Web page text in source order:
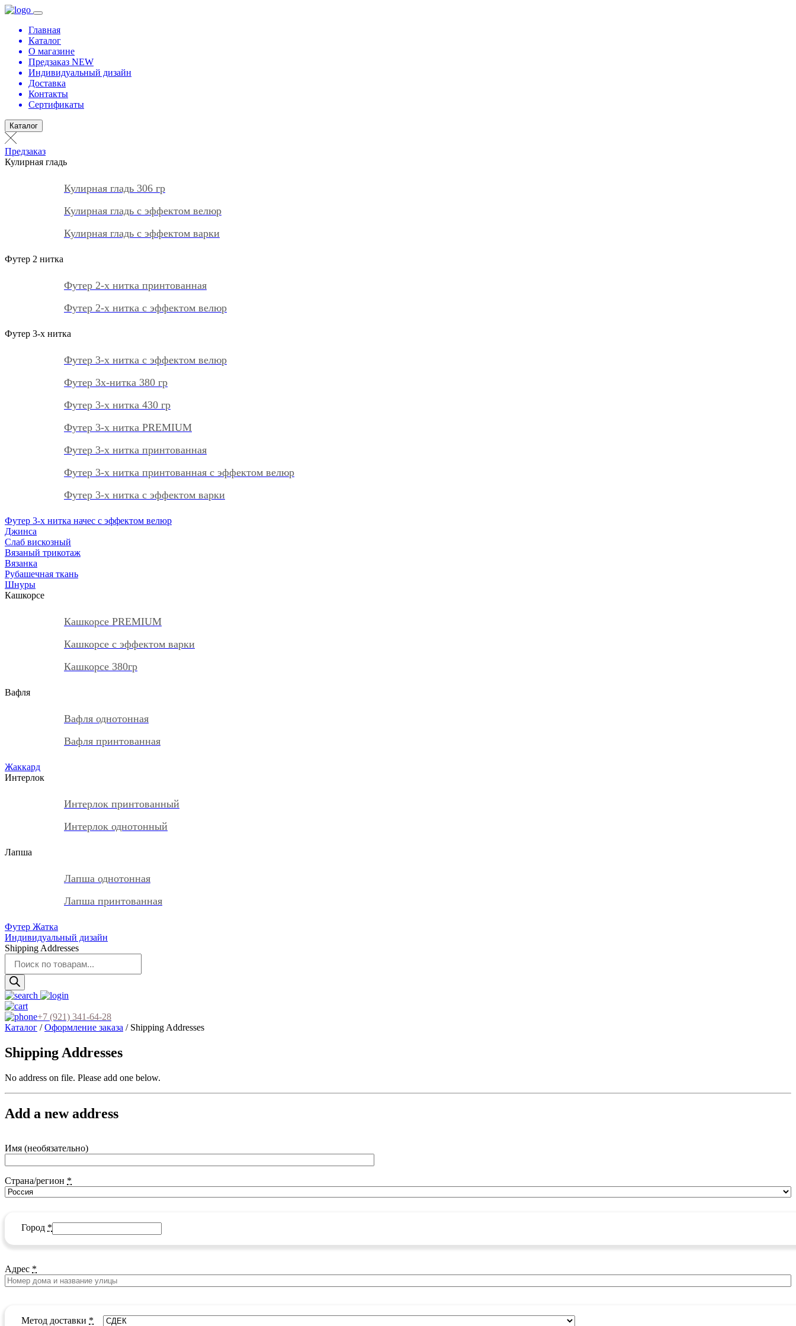
Главная
Каталог
О магазине
Предзаказ NEW
Индивидуальный дизайн
Доставка
Контакты
Сертификаты
Каталог
Предзаказ
Кулирная гладь
Кулирная гладь 306 гр
Кулирная гладь с эффектом велюр
Кулирная гладь с эффектом варки
Футер 2 нитка
Футер 2-х нитка принтованная
Футер 2-х нитка с эффектом велюр
Футер 3-х нитка
Футер 3-х нитка с эффектом велюр
Футер 3х-нитка 380 гр
Футер 3-х нитка 430 гр
Футер 3-х нитка PREMIUM
Футер 3-х нитка принтованная
Футер 3-х нитка принтованная с эффектом велюр
Футер 3-х нитка с эффектом варки
Футер 3-х нитка начес с эффектом велюр
Джинса
Слаб вискозный
Вязаный трикотаж
Вязанка
Рубашечная ткань
Шнуры
Кашкорсе
Кашкорсе PREMIUM
Кашкорсе с эффектом варки
Кашкорсе 380гр
Вафля
Вафля однотонная
Вафля принтованная
Жаккард
Интерлок
Интерлок принтованный
Интерлок однотонный
Лапша
Лапша однотонная
Лапша принтованная
Футер Жатка
Индивидуальный дизайн
Shipping Addresses
товаров
+7 (921) 341-64-28
Каталог /Оформление заказа / Shipping Addresses
Shipping Addresses
No address on file. Please add one below.
Add a new address
Имя (необязательно)
Страна/регион *
Город *
Адрес *
Метод доставки *